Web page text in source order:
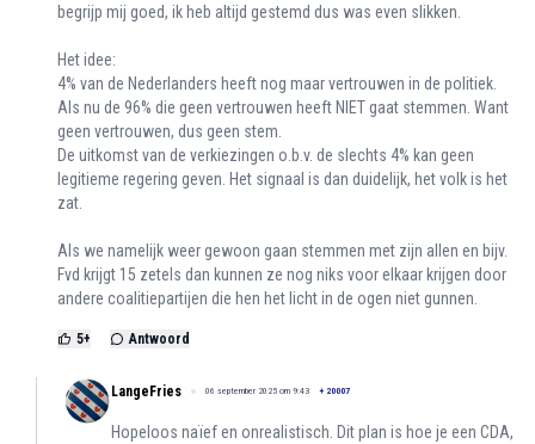
begrijp mij goed, ik heb altijd gestemd dus was even slikken.
Het idee:
4% van de Nederlanders heeft nog maar vertrouwen in de politiek.
Als nu de 96% die geen vertrouwen heeft NIET gaat stemmen. Want
geen vertrouwen, dus geen stem.
De uitkomst van de verkiezingen o.b.v. de slechts 4% kan geen
legitieme regering geven. Het signaal is dan duidelijk, het volk is het
zat.
Als we namelijk weer gewoon gaan stemmen met zijn allen en bijv.
Fvd krijgt 15 zetels dan kunnen ze nog niks voor elkaar krijgen door
andere coalitiepartijen die hen het licht in de ogen niet gunnen.
5+ Antwoord
LangeFries 06 september 2025 om 9:43 + 20007
Hopeloos naïef en onrealistisch. Dit plan is hoe je een CDA,